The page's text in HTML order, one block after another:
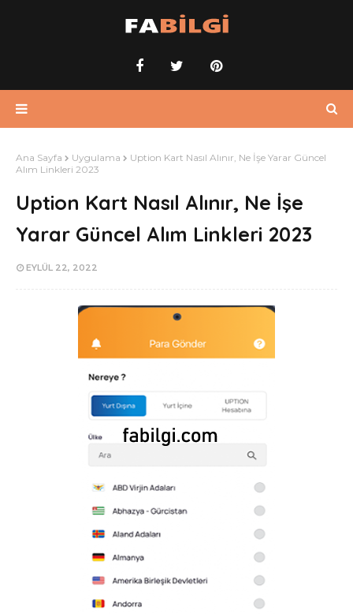
Ana Sayfa Uygulama
Uption Kart Nasıl Alınır, Ne İşe Yarar Güncel
Alım Linkleri 2023
Uption Kart Nasıl Alınır, Ne İşe
Yarar Güncel Alım Linkleri 2023
EYLÜL 22, 2022